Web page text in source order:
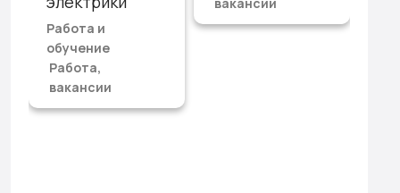
Работа и
обучение
Работа,
вакансии